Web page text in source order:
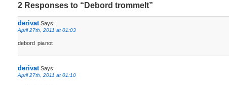
2 Responses to “Debord trommelt”
derivatSays:
April 27th, 2011 at 01:03
debord pianot
derivatSays:
April 27th, 2011 at 01:10